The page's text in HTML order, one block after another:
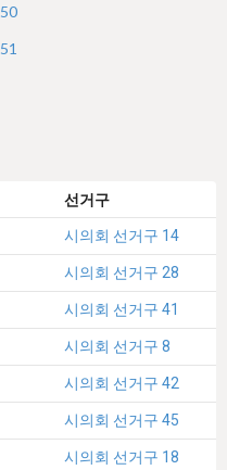
50
51
선거구
시의회 선거구 14
시의회 선거구 28
시의회 선거구 41
시의회 선거구 8
시의회 선거구 42
시의회 선거구 45
시의회 선거구 18